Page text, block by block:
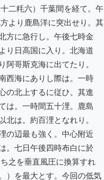
二粍六）千葉間を経て。午
より鹿島洋に突出せり。其
方に急行し。午後七時金
り日高国に入り。北海道
阿哥斯克海に出てたり。
西海にありし際は。一時
の北上するに従ひ。其進
は。一時間五十浬。鹿島
北は。約百浬となれり。
の辺最も強く。中心附近
。七日午後四時布白に於
之を垂直風圧に換算すれ
）を最大とす。今回の低気